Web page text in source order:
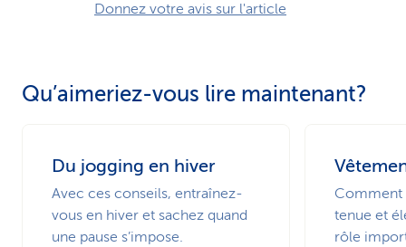
Donnez votre avis sur l'article
Qu’aimeriez-vous lire maintenant?
Du jogging en hiver
Avec ces conseils, entraînez-
vous en hiver et sachez quand
une pause s’impose.
Comment
tenue et
rôle